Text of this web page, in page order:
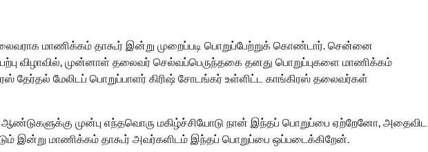
தலைவராக மாணிக்கம் தாகூர் இன்று முறைப்படி பொறுப்பேற்றுக் கொண்டார். சென்னை
விழாவில், முன்னாள் தலைவர் செல்வப்பெருந்தகை தனது பொறுப்புகளை மாணிக்கம்
தேர்தல் மேலிடப் பொறுப்பாளர் கிரிஷ் சோடங்கர் உள்ளிட்ட காங்கிரஸ் தலைவர்கள்
முன்பு எந்தவொரு மகிழ்ச்சியோடு நான் இந்தப் பொறுப்பை ஏற்றேனோ, அதைவிட
இன்று மாணிக்கம் தாகூர் அவர்களிடம் இந்தப் பொறுப்பை ஒப்படைக்கிறேன்.